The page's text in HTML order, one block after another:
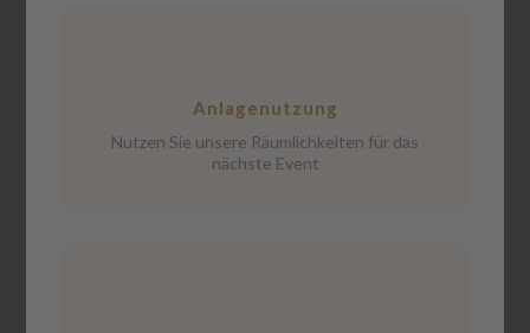
Anlagenutzung
Nutzen Sie unsere Räumlichkeiten für das
nächste Event